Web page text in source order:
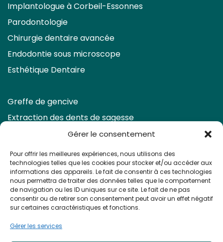
Gérer le consentement
Pour offrir les meilleures expériences, nous utilisons des
technologies telles que les cookies pour stocker et/ou accéder aux
informations des appareils. Le fait de consentir à ces technologies
nous permettra de traiter des données telles que le comportement
de navigation ou les ID uniques sur ce site. Le fait de ne pas
consentir ou de retirer son consentement peut avoir un effet négatif
sur certaines caractéristiques et fonctions.
Gérer les services
Implantologue à Corbeil-Essonnes
Parodontologie
Chirurgie dentaire avancée
Endodontie sous microscope
Esthétique Dentaire
Greffe de gencive
Extraction des dents de sagesse
Eclaircissement & Facettes
Retraitement endodontique
Prendre rendez-vous